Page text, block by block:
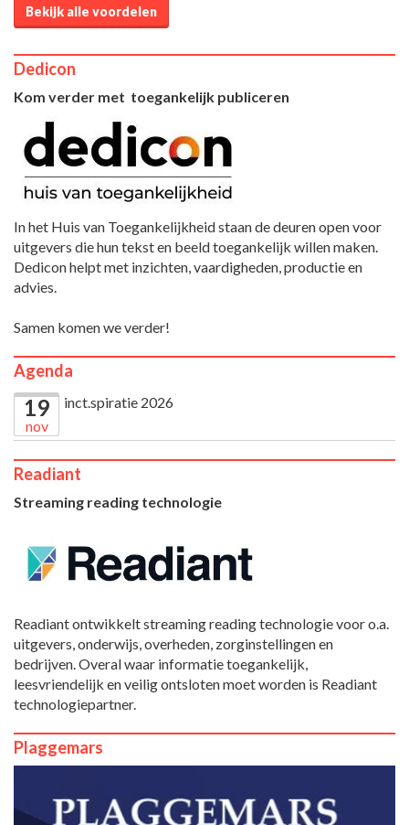
Bekijk alle voordelen
Dedicon
Kom verder met toegankelijk publiceren
In het Huis van Toegankelijkheid staan de deuren open voor
uitgevers die hun tekst en beeld toegankelijk willen maken.
Dedicon helpt met inzichten, vaardigheden, productie en
advies.
Samen komen we verder!
Agenda
19
nov
inct.spiratie 2026
Readiant
Streaming reading technologie
Readiant ontwikkelt streaming reading technologie voor o.a.
uitgevers, onderwijs, overheden, zorginstellingen en
bedrijven. Overal waar informatie toegankelijk,
leesvriendelijk en veilig ontsloten moet worden is Readiant
technologiepartner.
Plaggemars